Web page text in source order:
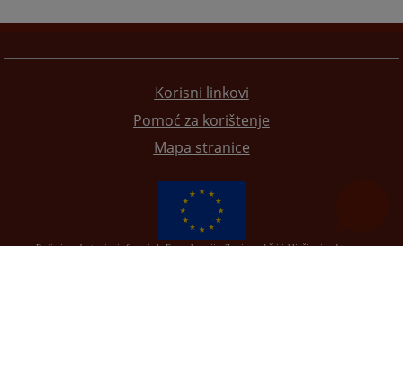
Korisni linkovi
Pomoć za korištenje
Mapa stranice
Redizajn web stranice je finansirala Evropska unija. Za njen sadržaj isključivo je odgovorno